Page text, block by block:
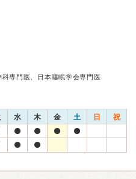
専門医、日本睡眠学会専門医
水 木 金 土 日 祝